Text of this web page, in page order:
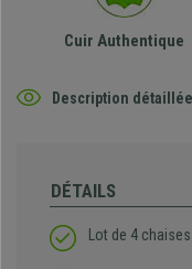
Cuir Authentique
Description détaillée
DÉTAILS
Lot de 4